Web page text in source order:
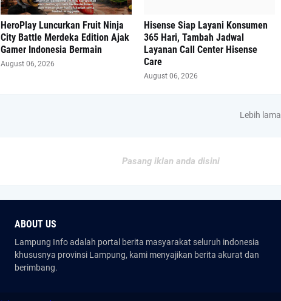
HeroPlay Luncurkan Fruit Ninja
City Battle Merdeka Edition Ajak
Gamer Indonesia Bermain
August 06, 2026
Hisense Siap Layani Konsumen
365 Hari, Tambah Jadwal
Layanan Call Center Hisense
Care
August 06, 2026
Lebih lama
Pasang iklan anda disini
ABOUT US
Lampung Info adalah portal berita masyarakat seluruh indonesia
khususnya provinsi Lampung, kami menyajikan berita akurat dan
berimbang.